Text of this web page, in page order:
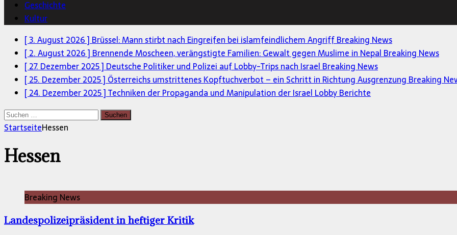
Geschichte
Kultur
[ 3. August 2026 ] Brüssel: Mann stirbt nach Eingreifen bei islamfeindlichem AngriffBreaking News
[ 2. August 2026 ] Brennende Moscheen, verängstigte Familien: Gewalt gegen Muslime in Nepal Breaking News
[ 27. Dezember 2025 ] Deutsche Politiker und Polizei auf Lobby-Trips nach Israel Breaking News
[ 25. Dezember 2025 ] Österreichs umstrittenes Kopftuchverbot – ein Schritt in Richtung Ausgrenzung Breaking
[ 24. Dezember 2025 ]Techniken der Propaganda und Manipulation der Israel LobbyBerichte
Suchen
nach:
StartseiteHessen
Hessen
Breaking News
Landespolizeipräsident in heftiger Kritik